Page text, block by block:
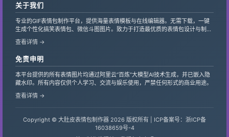
关于我们
专业的GIF表情包制作平台，提供海量表情模板与在线编辑器。无需下载，一键
生成个性化搞笑表情包、微信斗图图片。致力于打造最优质的表情包设计与制作
服务，支持自定义文字、贴纸，让创意轻松变现。
查看详情 →
免责申明
本平台提供的所有表情图片均通过阿里云“百炼”大模型AI技术生成，并已嵌入隐
藏水印。所有内容仅供个人学习、交流与娱乐使用，严禁任何形式的商业用途。
查看详情 →
Copyright © 大肚皮表情包制作器 2026 版权所有 | ICP备案号：浙ICP备
16038659号-4